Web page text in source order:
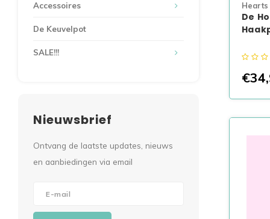
Accessoires
De Keuvelpot
SALE!!!
Nieuwsbrief
Ontvang de laatste updates, nieuws
en aanbiedingen via email
Hearts
De